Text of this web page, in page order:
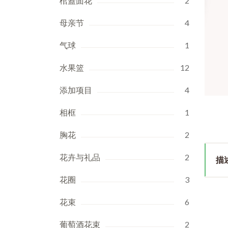
母亲节 4
气球 1
水果篮 12
添加项目 4
相框 1
胸花 2
花卉与礼品 2
花圈 3
花束 6
葡萄酒花束 2
描